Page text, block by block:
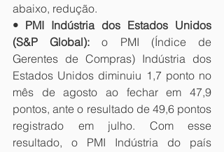
abaixo, redução.
• PMI Indústria dos Estados Unidos
(S&P Global): o PMI (Índice de
Gerentes de Compras) Indústria dos
Estados Unidos diminuiu 1,7 ponto no
mês de agosto ao fechar em 47,9
pontos, ante o resultado de 49,6 pontos
registrado em julho. Com esse
resultado, o PMI Indústria do país